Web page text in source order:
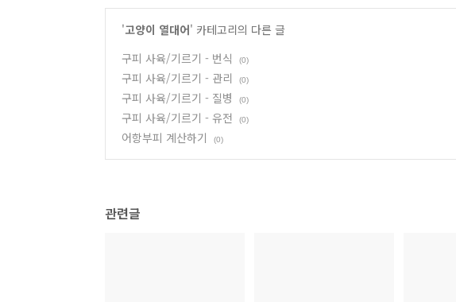
'고양이 열대어' 카테고리의 다른 글
구피 사육/기르기 - 번식
(0)
구피 사육/기르기 - 관리 (0)
구피 사육/기르기 - 질병 (0)
구피 사육/기르기 - 유전 (0)
어항부피 계산하기 (0)
관련글